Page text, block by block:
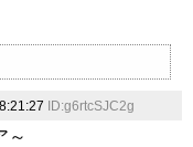
ID:g6rtcSJC2g
～